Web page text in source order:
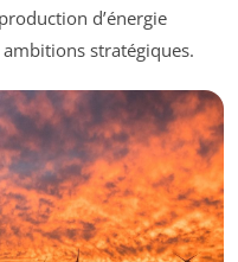
d’énergie
stratégiques.